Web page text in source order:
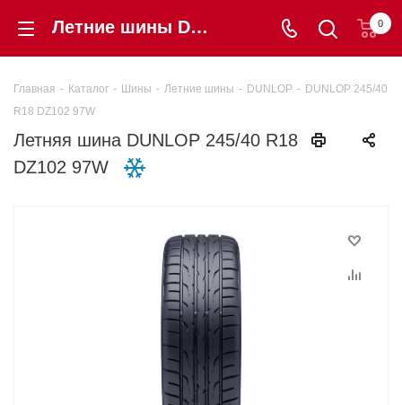
Летние шины DUNLOP 245/40 R18 DZ102 97W купить в интернет-магазине «Шинторг» в Калининграде 0
Главная - Каталог - Шины - Летние шины - DUNLOP - DUNLOP 245/40
R18 DZ102 97W
Летняя шина DUNLOP 245/40 R18
DZ102 97W